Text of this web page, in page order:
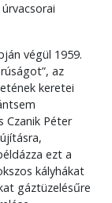
végül 1959.
az
keretei
Czanik Péter
ezt a
kályhákat
gáztüzelésűre